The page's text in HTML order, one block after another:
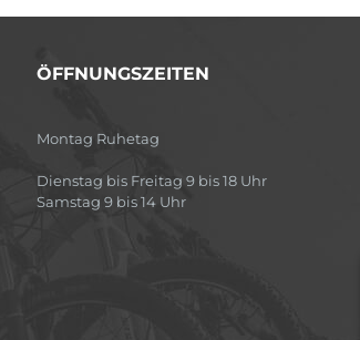
ÖFFNUNGSZEITEN
Montag Ruhetag
Dienstag bis Freitag 9 bis 18 Uhr
Samstag 9 bis 14 Uhr